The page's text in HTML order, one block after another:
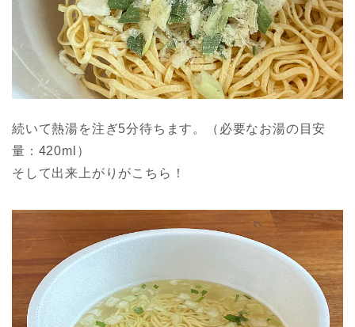
続いて熱湯を注ぎ5分待ちます。（必要なお湯の目安
量：420ml）
そして出来上がりがこちら！